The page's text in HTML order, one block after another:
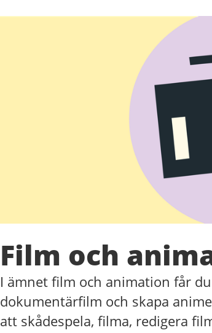
Film och
I ämnet film och animation får
dokumentärfilm och skapa
att skådespela, filma, redigera